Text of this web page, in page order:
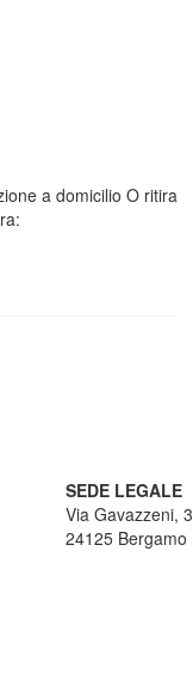
a domicilio O ritira
SEDE LEGALE
Via Gavazzeni, 3
24125 Bergamo